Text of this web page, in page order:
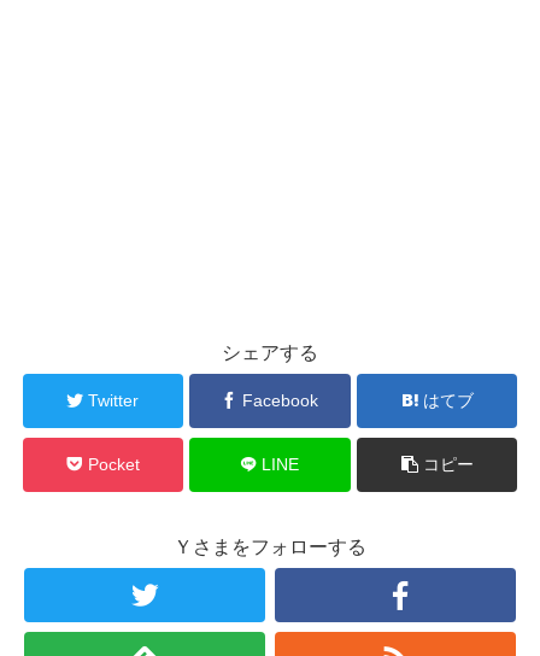
シェアする
Twitter Facebook はてブ
Pocket LINE コピー
Ｙさまをフォローする